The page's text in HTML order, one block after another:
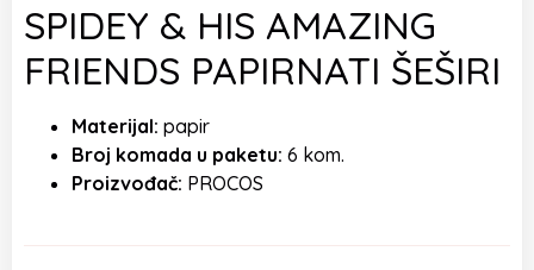
SPIDEY & HIS AMAZING
FRIENDS PAPIRNATI ŠEŠIRI
Materijal: papir
Broj komada u paketu: 6 kom.
Proizvođač: PROCOS